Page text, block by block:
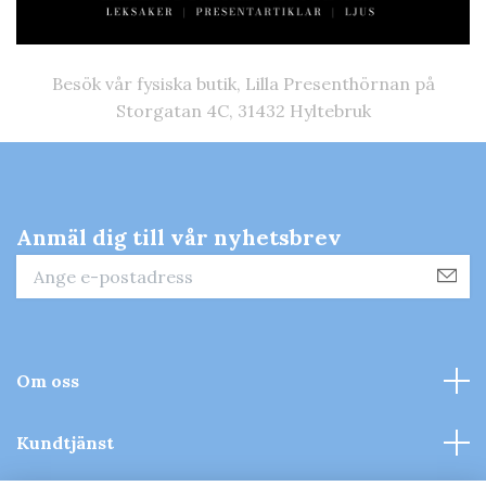
Besök vår fysiska butik, Lilla Presenthörnan på
Storgatan 4C, 31432 Hyltebruk
Anmäl dig till vår nyhetsbrev
Om oss
Kundtjänst